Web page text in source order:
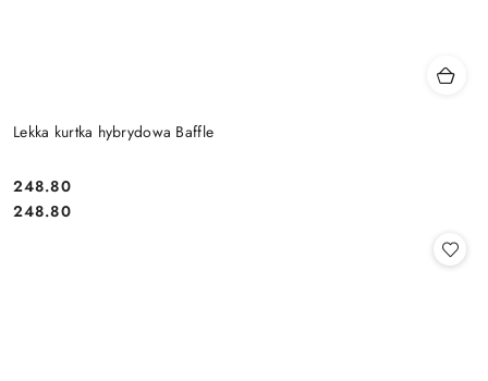
Lekka kurtka hybrydowa Baffle
Cena:
248.80
Cena:
248.80